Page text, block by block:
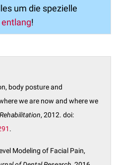
um die spezielle
entlang!
body posture and
we are now and where we
, 2012. doi:
.
Modeling of Facial Pain,